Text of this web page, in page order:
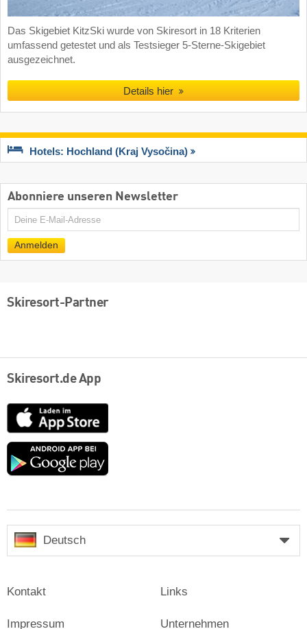
Das Skigebiet KitzSki wurde von Skiresort in 18 Kriterien
umfassend getestet und als Testsieger 5-Sterne-Skigebiet
ausgezeichnet.
Details hier
Hotels: Hochland (Kraj Vysočina)
Abonniere unseren Newsletter
E-
Mail
Anmelden
Skiresort-Partner
Skiresort.de App
App
Store
Google
Deutsch
Kontakt
Impressum
Links
Unternehmen